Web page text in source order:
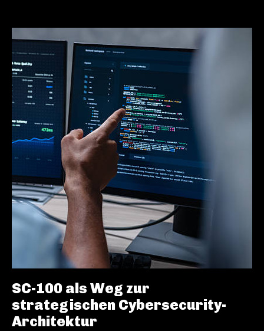
SC-100 als Weg zur
strategischen Cybersecurity-
Architektur